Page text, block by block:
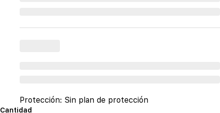
Protección: Sin plan de protección
Cantidad